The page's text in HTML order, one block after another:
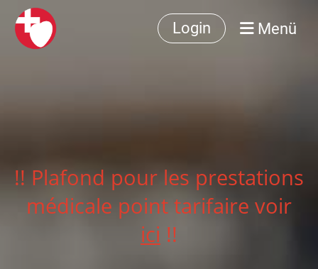
Login Menü
!! Plafond pour les prestations
médicale point tarifaire voir
ici !!